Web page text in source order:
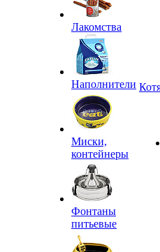
Лакомства
Наполнители
Миски,
контейнеры
Фонтаны
питьевые